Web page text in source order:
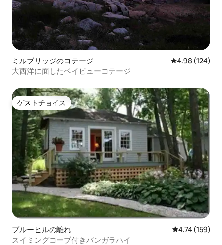
ミルブリッジのコテージ レビュー124
4.98 (124)
大西洋に面したベイビューコテージ
ゲストチョイス
ゲストチョイス
ブルーヒルの離れ レビュー159
4.74 (159)
スイミングコーブ付きバンガラハイ